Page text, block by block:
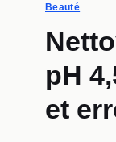
Beauté
pH
et